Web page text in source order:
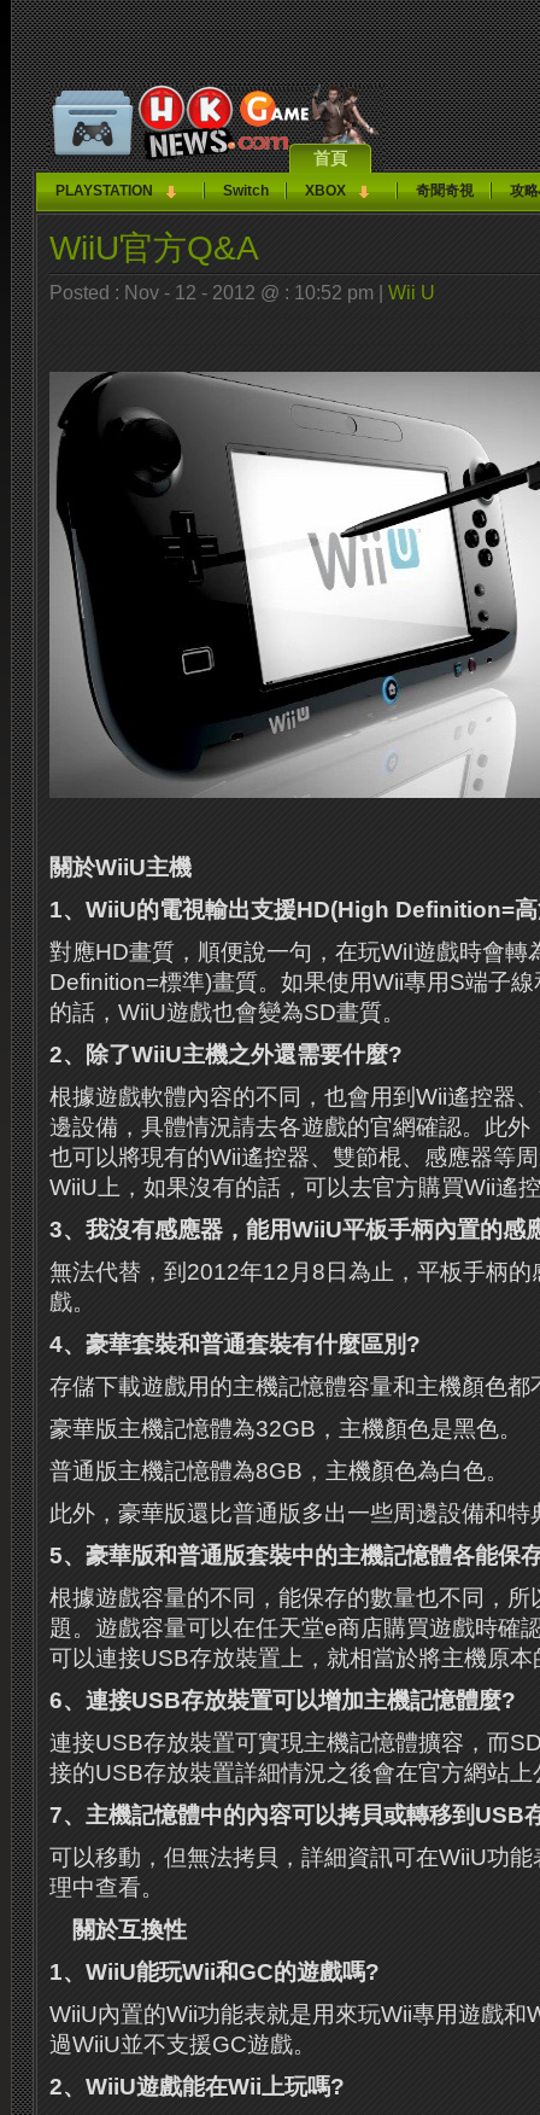
首頁
PLAYSTATION Switch XBOX 奇聞奇視 攻
WiiU官方Q&A
Posted : Nov - 12 - 2012 @ : 10:52 pm | Wii U
關於WiiU主機
1、 WiiU的電視輸出支援HD(High Definition=
對應HD畫質，順便說一句，在玩WiI遊戲時會轉
Definition=標準)畫質。如果使用Wii專用S端子
的話，WiiU遊戲也會變為SD畫質。
2、除了WiiU主機之外還需要什麼?
根據遊戲軟體內容的不同，也會用到Wii遙控器
邊設備，具體情況請去各遊戲的官網確認。此外
也可以將現有的Wii遙控器、雙節棍、感應器等
WiiU上，如果沒有的話，可以去官方購買Wii遙
3、我沒有感應器，能用WiiU平板手柄內置的感
無法代替，到2012年12月8日為止，平板手柄的
戲。
4、豪華套裝和普通套裝有什麼區別 ?
存儲下載遊戲用的主機記憶體容量和主機顏色都
豪華版主機記憶體為32GB，主機顏色是黑色。
普通版主機記憶體為8GB，主機顏色為白色。
此外，豪華版還比普通版多出一些周邊設備和特
5、豪華版和普通版套裝中的主機記憶體各能保
根據遊戲容量的不同，能保存的數量也不同，所
題。遊戲容量可以在任天堂e商店購買遊戲時確
可以連接USB存放裝置上，就相當於將主機原
6、連接USB存放裝置可以增加主機記憶體麼?
連接USB存放裝置可實現主機記憶體擴容，而
接的USB存放裝置詳細情況之後會在官方網站上
7、主機記憶體中的內容可以拷貝或轉移到 USB
可以移動，但無法拷貝，詳細資訊可在WiiU功
理中查看。
關於互換性
1、 WiiU能玩Wii和GC的遊戲嗎?
WiiU內置的Wii功能表就是用來玩Wii專用遊戲和
過WiiU並不支援GC遊戲。
2、 WiiU遊戲能在Wii上玩嗎?